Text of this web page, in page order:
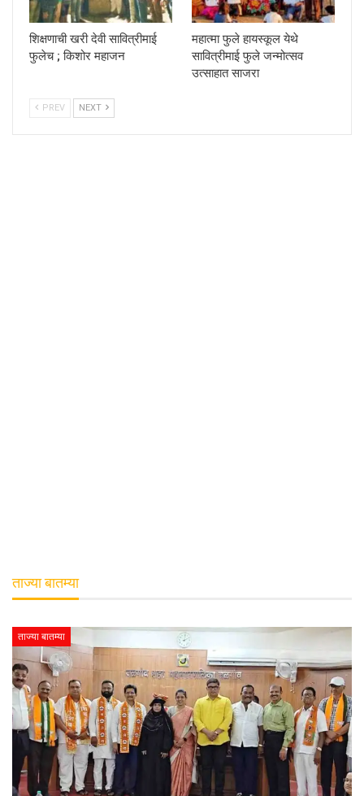
शिक्षणाची खरी देवी सावित्रीमाई
फुलेच ; किशोर महाजन
महात्मा फुले हायस्कूल येथे
सावित्रीमाई फुले जन्मोत्सव
उत्साहात साजरा
PREV NEXT
ताज्या बातम्या
ताज्या बातम्या